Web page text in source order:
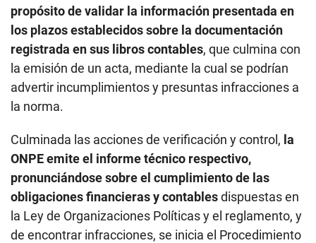
propósito de validar la información presentada en
los plazos establecidos sobre la documentación
registrada en sus libros contables, que culmina con
la emisión de un acta, mediante la cual se podrían
advertir incumplimientos y presuntas infracciones a
la norma.
Culminada las acciones de verificación y control, la
ONPE emite el informe técnico respectivo,
pronunciándose sobre el cumplimiento de las
obligaciones financieras y contablesdispuestas en
la Ley de Organizaciones Políticas y el reglamento, y
de encontrar infracciones, se inicia el Procedimiento